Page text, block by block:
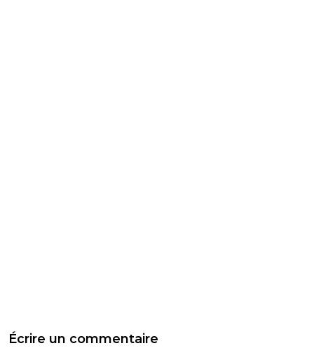
Écrire un commentaire